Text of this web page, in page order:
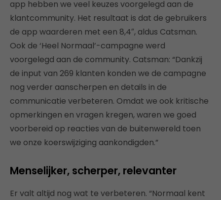
app hebben we veel keuzes voorgelegd aan de
klantcommunity. Het resultaat is dat de gebruikers
de app waarderen met een 8,4″, aldus Catsman.
Ook de ‘Heel Normaal’-campagne werd
voorgelegd aan de community. Catsman: “Dankzij
de input van 269 klanten konden we de campagne
nog verder aanscherpen en details in de
communicatie verbeteren. Omdat we ook kritische
opmerkingen en vragen kregen, waren we goed
voorbereid op reacties van de buitenwereld toen
we onze koerswijziging aankondigden.”
Menselijker, scherper, relevanter
Er valt altijd nog wat te verbeteren. “Normaal kent